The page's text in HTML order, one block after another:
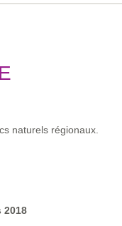
naturels régionaux.
2018